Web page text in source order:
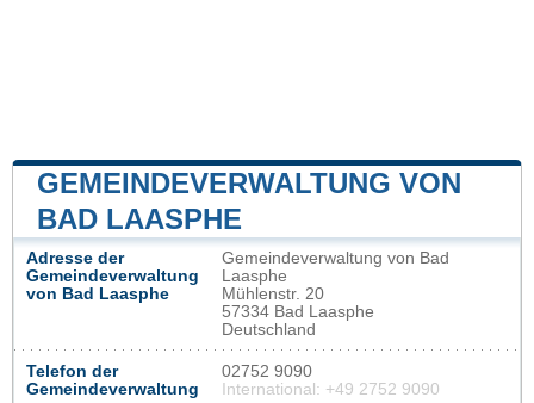
GEMEINDEVERWALTUNG VON
BAD LAASPHE
Adresse der
Gemeindeverwaltung
von Bad Laasphe
Gemeindeverwaltung von Bad
Laasphe
Mühlenstr. 20
57334 Bad Laasphe
Deutschland
Telefon der
Gemeindeverwaltung
02752 9090
International: +49 2752 9090